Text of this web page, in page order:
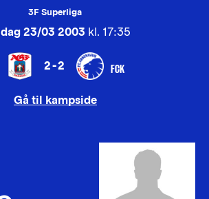
3F Superliga
23/03 2003 kl. 17:35
2-2 FCK
Gå til kampside